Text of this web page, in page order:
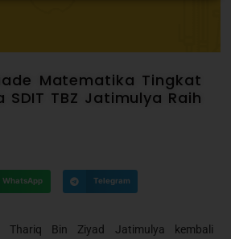
Matematika Tingkat
SDIT TBZ Jatimulya Raih
WhatsApp Telegram
Thariq Bin Ziyad Jatimulya kembali